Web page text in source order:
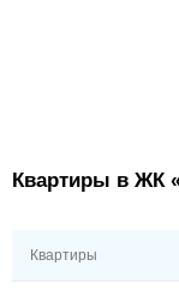
Квартиры в ЖК
Квартиры